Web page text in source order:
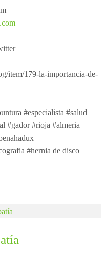
item/179-la-importancia-de-
#especialista #salud
#gador #rioja #almeria
#hernia de disco